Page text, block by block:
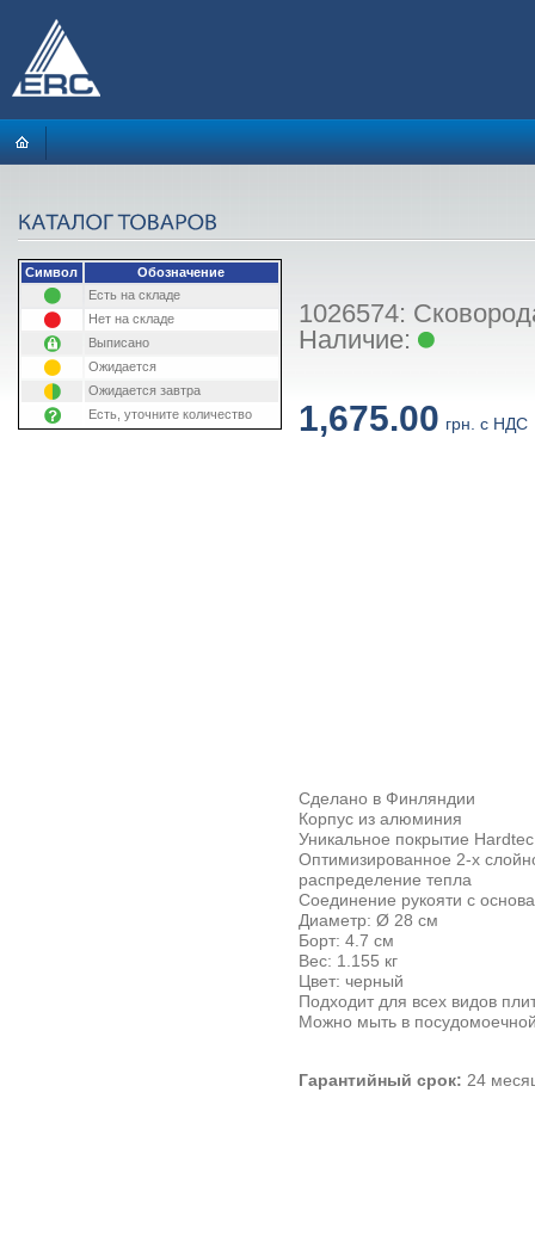
Символ
Обозначение
Есть на складе
Нет на складе
Выписано
Ожидается
Ожидается завтра
Есть, уточните количество
1026574:
Наличие:
1,675.00 грн. с НДС
Сделано в Финляндии
Корпус из алюминия
Уникальное покрытие Hardtec
Оптимизированное 2-х
распределение тепла
Соединение рукояти с
Диаметр: Ø 28 см
Борт: 4.7 см
Вес: 1.155 кг
Цвет: черный
Подходит для всех видов
Можно мыть в
Гарантийный срок: 24